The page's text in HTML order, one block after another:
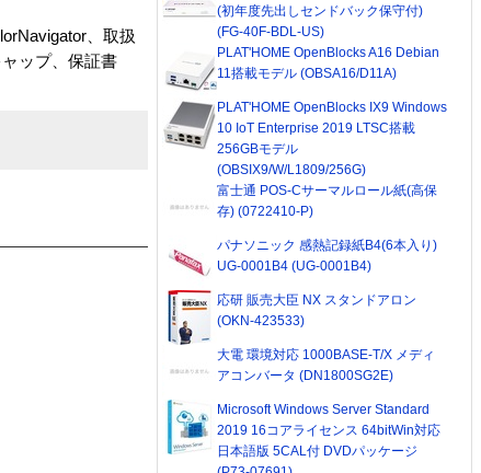
、取扱
ップ、保証書
(初年度先出しセンドバック保守付)
(FG-40F-BDL-US)
PLAT'HOME OpenBlocks A16 Debian
11搭載モデル (OBSA16/D11A)
PLAT'HOME OpenBlocks IX9 Windows
10 IoT Enterprise 2019 LTSC搭載
256GBモデル
(OBSIX9/W/L1809/256G)
富士通 POS-Cサーマルロール紙(高保
存) (0722410-P)
パナソニック 感熱記録紙B4(6本入り)
UG-0001B4 (UG-0001B4)
応研 販売大臣 NX スタンドアロン
(OKN-423533)
大電 環境対応 1000BASE-T/X メディ
アコンバータ (DN1800SG2E)
Microsoft Windows Server Standard
2019 16コアライセンス 64bitWin対応
日本語版 5CAL付 DVDパッケージ